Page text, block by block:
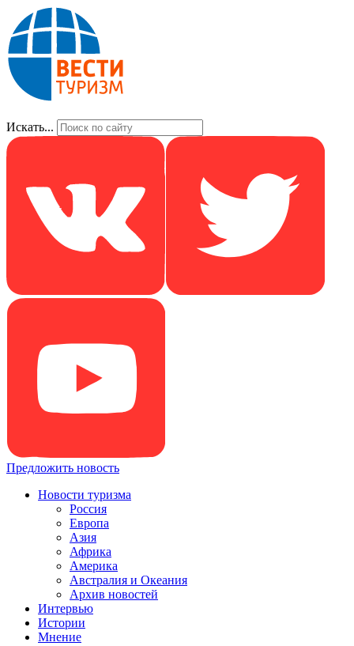
Искать...
Предложить новость
Новости туризма
Россия
Европа
Азия
Африка
Америка
Австралия и Океания
Архив новостей
Интервью
Истории
Мнение